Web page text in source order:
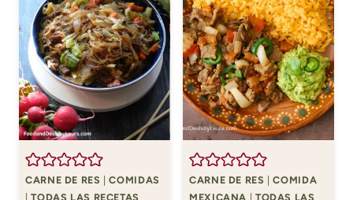
CARNE DE RES |COMIDAS
|TODAS LAS RECETAS
CARNE DE RES |COMIDA
MEXICANA
TODAS LAS